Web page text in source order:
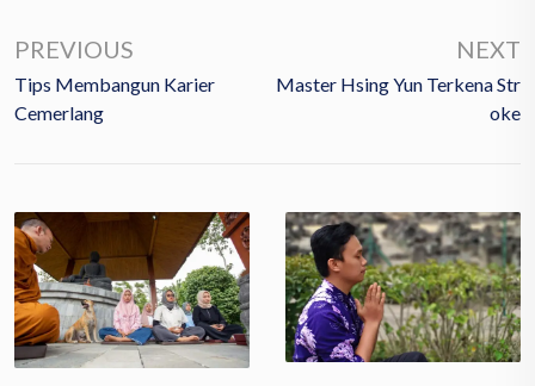
PREVIOUS
Tips Membangun Karier
Cemerlang
NEXT
Master Hsing Yun Terkena Str
Oke